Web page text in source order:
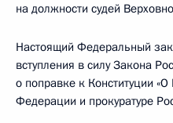
на должности судей
Настоящий Федеральный
вступления в силу Закона
о поправке к Конституции
Федерации и прокуратуре